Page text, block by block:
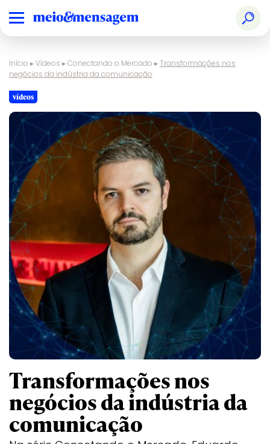
Início ▸Vídeos ▸Conectando o Mercado ▸ Transformações nos
negócios da indústria da comunicação
vídeos
Transformações nos
negócios da indústria da
comunicação